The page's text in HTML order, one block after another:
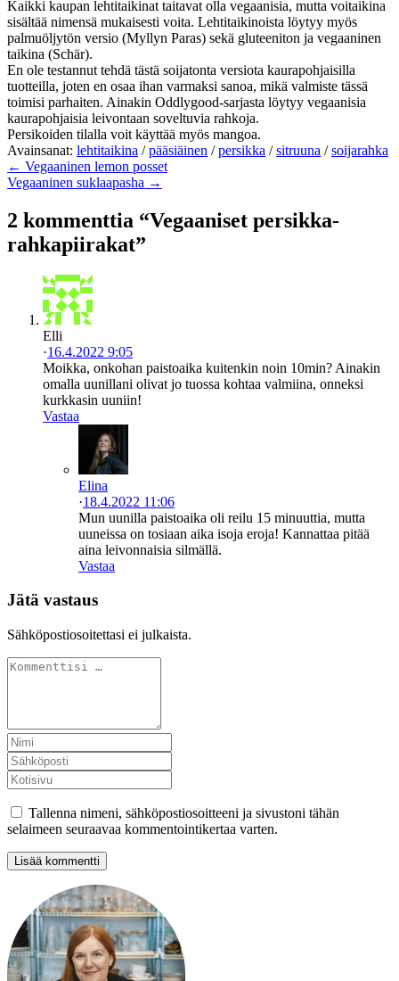
Kaikki kaupan lehtitaikinat taitavat olla vegaanisia, mutta voitaikina
sisältää nimensä mukaisesti voita. Lehtitaikinoista löytyy myös
palmuöljytön versio (Myllyn Paras) sekä gluteeniton ja vegaaninen
taikina (Schär).
En ole testannut tehdä tästä soijatonta versiota kaurapohjaisilla
tuotteilla, joten en osaa ihan varmaksi sanoa, mikä valmiste tässä
toimisi parhaiten. Ainakin Oddlygood-sarjasta löytyy vegaanisia
kaurapohjaisia leivontaan soveltuvia rahkoja.
Persikoiden tilalla voit käyttää myös mangoa.
Avainsanat: lehtitaikina /pääsiäinen /persikka /sitruuna /soijarahka
← Vegaaninen lemon posset
Vegaaninen suklaapasha →
2 kommenttia “Vegaaniset persikka-
rahkapiirakat”
Elli
·16.4.2022 9:05
Moikka, onkohan paistoaika kuitenkin noin 10min? Ainakin
omalla uunillani olivat jo tuossa kohtaa valmiina, onneksi
kurkkasin uuniin!
Vastaa
Elina
·18.4.2022 11:06
Mun uunilla paistoaika oli reilu 15 minuuttia, mutta
uuneissa on tosiaan aika isoja eroja! Kannattaa pitää
aina leivonnaisia silmällä.
Vastaa
Jätä vastaus
Sähköpostiosoitettasi ei julkaista.
Tallenna nimeni, sähköpostiosoitteeni ja sivustoni tähän
selaimeen seuraavaa kommentointikertaa varten.